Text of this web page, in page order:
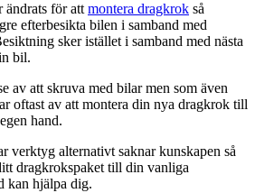
ändrats för attmontera dragkrok så
efterbesikta bilen i samband med
sker istället i samband med nästa
bil.
av att skruva med bilar men som även
oftast av att montera din nya dragkrok till
hand.
verktyg alternativt saknar kunskapen så
dragkrokspaket till din vanliga
kan hjälpa dig.